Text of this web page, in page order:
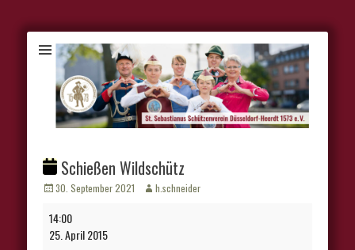
Schießen Wildschütz
Veröffentlicht
30. September 2021 Autorh.schneider
Schießen
Wildschütz
14:00
25. April 2015